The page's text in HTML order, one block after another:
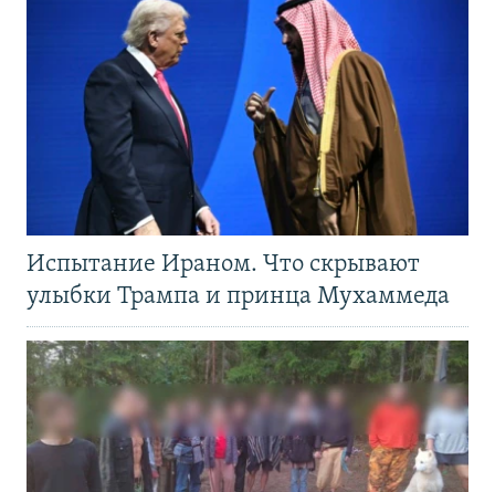
Испытание Ираном. Что скрывают
улыбки Трампа и принца Мухаммеда